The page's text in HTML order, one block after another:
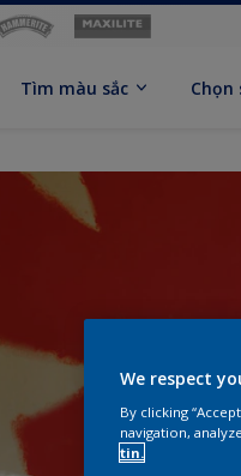
Tìm màu sắc Chọn
We respect
By clicking
navigation,
tin.